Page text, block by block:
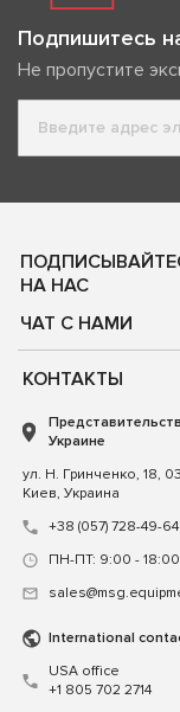
Подпишитесь
Не пропустите
НА НАС
ЧАТ С НАМИ
КОНТАКТЫ
Украине
ул. Н. Гринченко, 18,
Киев, Украина
+38 (057) 728-49-64
ПН-ПТ: 9:00 - 18:00
International
USA office
+1 805 702 2714